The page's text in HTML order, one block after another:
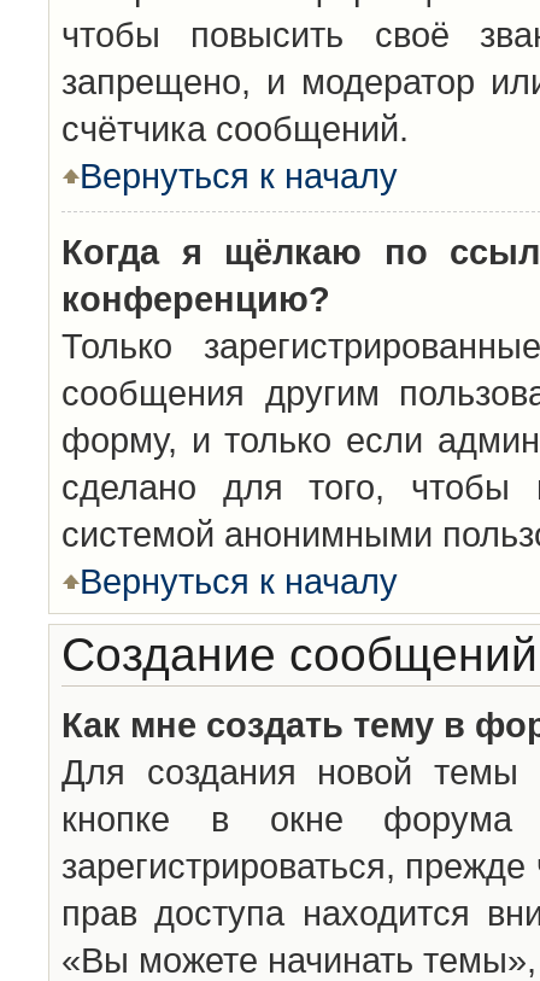
чтобы повысить своё
запрещено, и модератор
счётчика сообщений.
Вернуться к началу
Когда я щёлкаю по
конференцию?
Только
сообщения другим
форму, и только если
сделано для того, чтобы
системой анонимными
Вернуться к началу
Создание сообщений
Как мне создать тему в
Для создания новой темы
кнопке в окне
зарегистрироваться,
прав доступа находится
«Вы можете начинать